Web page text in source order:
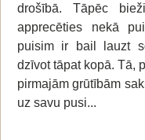
drošībā. Tāpēc
apprecēties nekā
puisim ir bail lauzt
dzīvot tāpat kopā. Tā,
pirmajām grūtībām
uz savu pusi...